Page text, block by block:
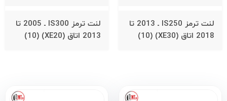
لنت ترمز IS250 ـ 2013 تا
2018 اتاق (XE30)
(10)
لنت ترمز IS300 ـ 2005 تا
2013 اتاق (XE20)
(10)